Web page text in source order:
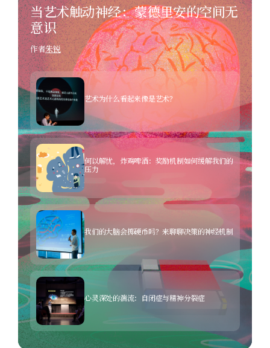
当艺术触动神经：蒙德里安的空间无
意识
作者朱锐
艺术为什么看起来像是艺术？
何以解忧，炸鸡啤酒：奖励机制如何缓解我们的
压力
我们的大脑会掷硬币吗？来聊聊决策的神经机制
心灵深处的湍流：自闭症与精神分裂症